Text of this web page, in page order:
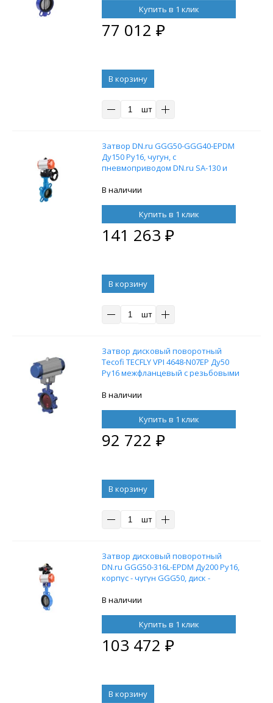
220V, с блоком концевых
выключателей APL-210N и ручным
дублером HDM-1
Купить в 1 клик
77 012 ₽
В корзину
шт
Затвор DN.ru GGG50-GGG40-EPDM
Ду150 Ру16, чугун, с
пневмоприводом DN.ru SA-130 и
В наличии
Купить в 1 клик
141 263 ₽
В корзину
шт
Затвор дисковый поворотный
Tecofi TECFLY VPI 4648-N07EP Ду50
Ру16 межфланцевый с резьбовыми
чугун, уплотнение - EPDM, с
В наличии
Купить в 1 клик
92 722 ₽
В корзину
шт
Затвор дисковый поворотный
DN.ru GGG50-316L-EPDM Ду200 Ру16,
корпус - чугун GGG50, диск -
уплотнение – EPDM, с
двойного действия и блоком
концевых выключателей APL-210N
В наличии
Купить в 1 клик
103 472 ₽
В корзину